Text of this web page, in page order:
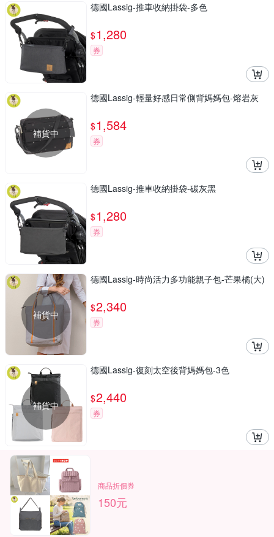
德國Lassig-推車收納掛袋-多色
$1,280
券
補貨中
德國Lassig-輕量好感日常側背媽媽包-熔岩灰
$1,584
券
德國Lassig-推車收納掛袋-碳灰黑
$1,280
券
補貨中
德國Lassig-時尚活力多功能親子包-芒果橘(大)
$2,340
券
補貨中
德國Lassig-復刻太空後背媽媽包-3色
$2,440
券
商品折價券
150元